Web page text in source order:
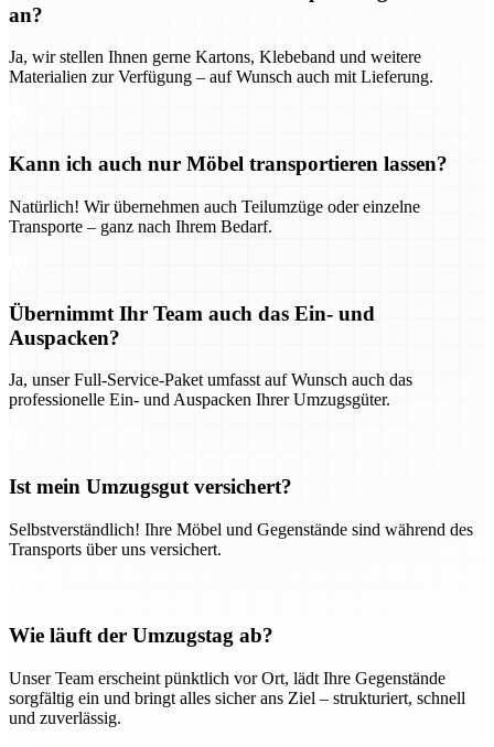
an?
Ja, wir stellen Ihnen gerne Kartons, Klebeband und weitere
Materialien zur Verfügung – auf Wunsch auch mit Lieferung.
Kann ich auch nur Möbel transportieren lassen?
Natürlich! Wir übernehmen auch Teilumzüge oder einzelne
Transporte – ganz nach Ihrem Bedarf.
Übernimmt Ihr Team auch das Ein- und
Auspacken?
Ja, unser Full-Service-Paket umfasst auf Wunsch auch das
professionelle Ein- und Auspacken Ihrer Umzugsgüter.
Ist mein Umzugsgut versichert?
Selbstverständlich! Ihre Möbel und Gegenstände sind während des
Transports über uns versichert.
Wie läuft der Umzugstag ab?
Unser Team erscheint pünktlich vor Ort, lädt Ihre Gegenstände
sorgfältig ein und bringt alles sicher ans Ziel – strukturiert, schnell
und zuverlässig.